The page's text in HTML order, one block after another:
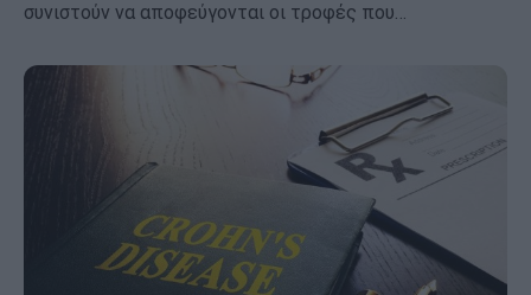
συνιστούν να αποφεύγονται οι τροφές που…